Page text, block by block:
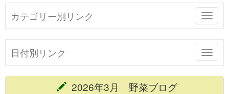
カテゴリー別リンク
日付別リンク
2026年3月 野菜ブログ